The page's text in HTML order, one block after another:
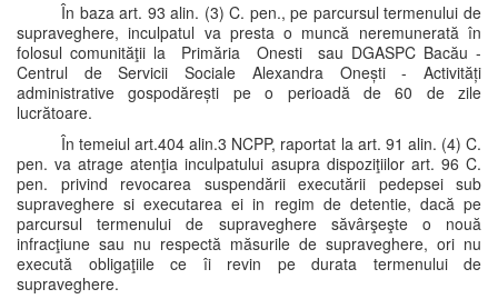
În baza art. 93 alin. (3) C. pen., pe parcursul termenului de
supraveghere, inculpatul va presta o muncă neremunerată în
folosul comunităţii la Primăria Onesti sau DGASPC Bacău -
Centrul de Servicii Sociale Alexandra Onești - Activități
administrative gospodărești pe o perioadă de 60 de zile
lucrătoare.
În temeiul art.404 alin.3 NCPP, raportat la art. 91 alin. (4) C.
pen. va atrage atenţia inculpatului asupra dispoziţiilor art. 96 C.
pen. privind revocarea suspendării executării pedepsei sub
supraveghere si executarea ei in regim de detentie, dacă pe
parcursul termenului de supraveghere săvârşeşte o nouă
infracţiune sau nu respectă măsurile de supraveghere, ori nu
execută obligaţiile ce îi revin pe durata termenului de
supraveghere.